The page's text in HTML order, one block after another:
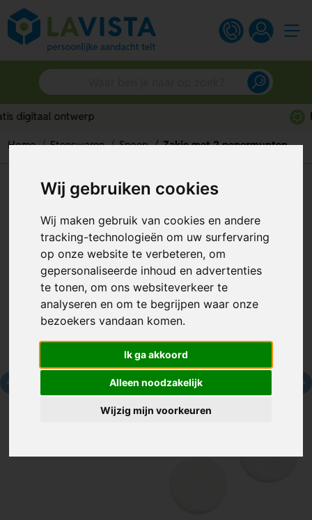
Wij gebruiken cookies
Wij maken gebruik van cookies en andere
tracking-technologieën om uw surfervaring
op onze website te verbeteren, om
gepersonaliseerde inhoud en advertenties
te tonen, om ons websiteverkeer te
analyseren en om te begrijpen waar onze
bezoekers vandaan komen.
Ik ga akkoord
Alleen noodzakelijk
Wijzig mijn voorkeuren
Home Etenswaren Snoep Zakje met 2 pepermunten
Zakje met 2 pepermunten
Artikelnummer: 191757